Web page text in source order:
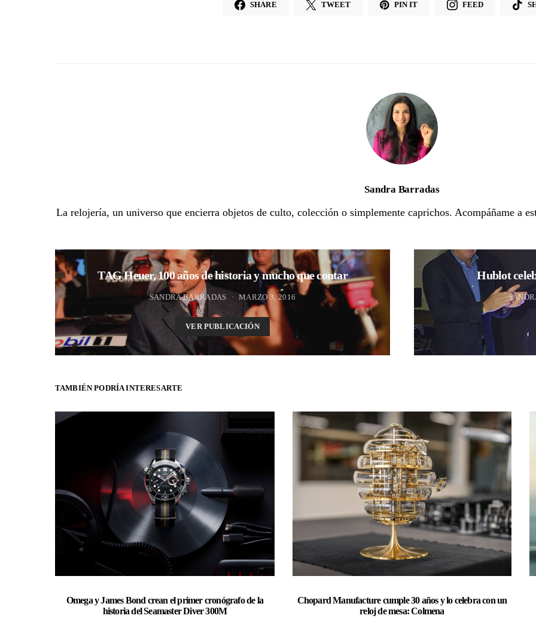
SHARE TWEET PIN IT FEED
Sandra Barradas
La relojería, un universo que encierra objetos de culto, colección o simplemente caprichos. Acompáñame a
TAG Heuer, 100 años de historia y mucho que contar
SANDRA BARRADAS MARZO 3, 2016
VER PUBLICACIÓN
Hublot
TAMBIÉN PODRÍA INTERESARTE
Omega y James Bond crean el primer cronógrafo de la
historia del Seamaster Diver 300M
Chopard Manufacture cumple 30 años y lo celebra con un
reloj de mesa: Colmena